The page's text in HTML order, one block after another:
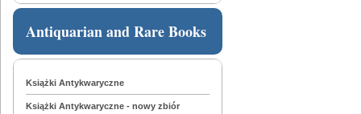
Antiquarian and Rare Books
Książki Antykwaryczne
Książki Antykwaryczne - nowy zbiór